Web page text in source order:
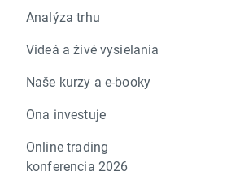
Analýza trhu
Videá a živé vysielania
Naše kurzy a e-booky
Ona investuje
Online trading
konferencia 2026